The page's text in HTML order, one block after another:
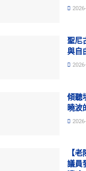
聖尼
與自
傾聽
曉波
【
議員